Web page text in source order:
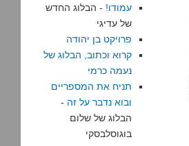
עמודו! - הבלוג החדש
של עדיגי
פרויקט בן יהודה
קרוא וכתוב, הבלוג של
נעמה כרמי
תניח את המספריים
ובוא נדבר על זה -
הבלוג של שלום
בוגוסלבסקי